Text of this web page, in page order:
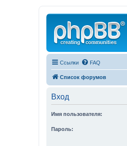
Ссылки FAQ
Список форумов
Вход
Имя пользователя:
Пароль: